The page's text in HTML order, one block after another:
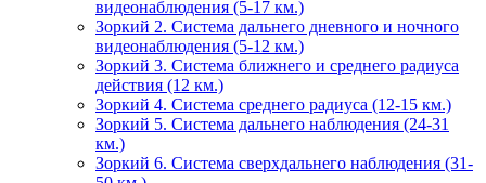
видеонаблюдения (5-17 км.)
Зоркий 2. Система дальнего дневного и ночного
видеонаблюдения (5-12 км.)
Зоркий 3. Система ближнего и среднего радиуса
действия (12 км.)
Зоркий 4. Система среднего радиуса (12-15 км.)
Зоркий 5. Система дальнего наблюдения (24-31
км.)
Зоркий 6. Система сверхдальнего наблюдения (31-